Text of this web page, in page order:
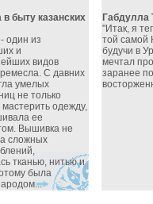
быту казанских
один из
и
видов
С давних
умелых
не только
одежду,
ее
Вышивка не
сложных
тканью, нитью и
была
Габдулла
"Итак, я
той самой
будучи в
мечтал
заранее